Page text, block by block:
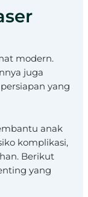
modern.
juga
yang
anak
komplikasi,
Berikut
yang